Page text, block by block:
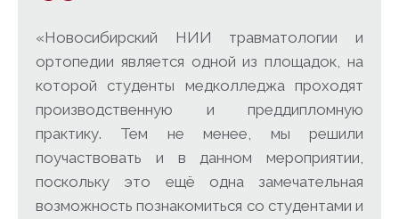
«Новосибирский НИИ травматологии и
ортопедии является одной из площадок, на
которой студенты медколледжа проходят
производственную и преддипломную
практику. Тем не менее, мы решили
поучаствовать и в данном мероприятии,
поскольку это ещё одна замечательная
возможность познакомиться со студентами и